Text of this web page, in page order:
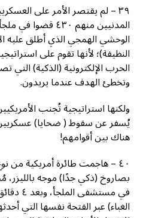
المدنيين منهم ٤٣٠
الوحشي الهمجي الذي أطلق عليه
النظيفة)؛ لأنها تقوم على
الحرب الإلكترونية (الذكية) التي
وتخطئ الهدف عندما يريدون.
ولكنها استراتيجية تُجنب
يُسفر عن سقوط ( ضحايا) عسكريين
هناك بين أقوامهم!
٤٠ – هاجمت طائرة أمريكية من
بصاروخ (ذكي جدًا) موجه
في
الغباء) عبر الفتحة نفسها التي